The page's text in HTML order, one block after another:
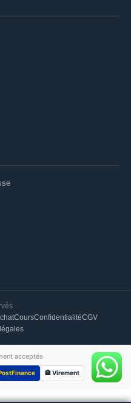
CoursConfidentialitéCGV
acceptés
🏦 Virement